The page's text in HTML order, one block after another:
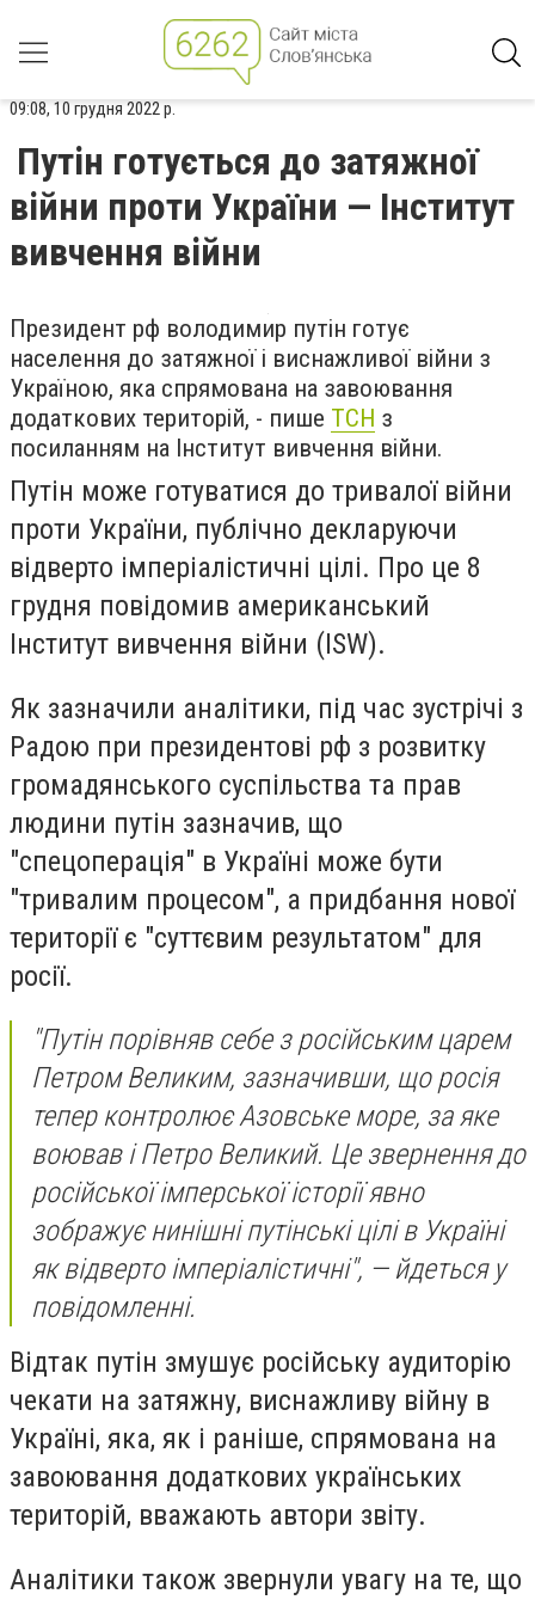
09:08, 10 грудня 2022 р.
Путін готується до затяжної
війни проти України — Інститут
вивчення війни
Президент рф володимир путін готує
населення до затяжної і виснажливої ​​війни з
Україною, яка спрямована на завоювання
додаткових територій, - пише ТСН з
посиланням на Інститут вивчення війни.
Путін може готуватися до тривалої війни
проти України, публічно декларуючи
відверто імперіалістичні цілі. Про це 8
грудня повідомив американський
Інститут вивчення війни (ISW).
Як зазначили аналітики, під час зустрічі з
Радою при президентові рф з розвитку
громадянського суспільства та прав
людини путін зазначив, що
"спецоперація" в Україні може бути
"тривалим процесом", а придбання нової
території є "суттєвим результатом" для
росії.
"Путін порівняв себе з російським царем
Петром Великим, зазначивши, що росія
тепер контролює Азовське море, за яке
воював і Петро Великий. Це звернення до
російської імперської історії явно
зображує нинішні путінські цілі в Україні
як відверто імперіалістичні", — йдеться у
повідомленні.
Відтак путін змушує російську аудиторію
чекати на затяжну, виснажливу війну в
Україні, яка, як і раніше, спрямована на
завоювання додаткових українських
територій, вважають автори звіту.
Аналітики також звернули увагу на те, що